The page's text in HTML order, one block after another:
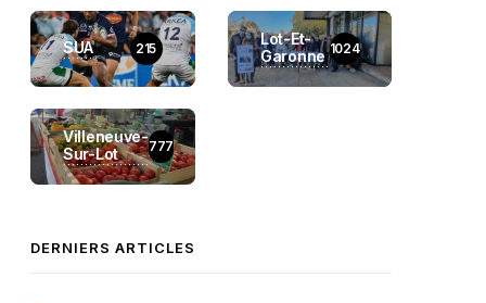
SUA 215
Lot-Et-
Garonne 1024
Villeneuve-
Sur-Lot
777
DERNIERS ARTICLES